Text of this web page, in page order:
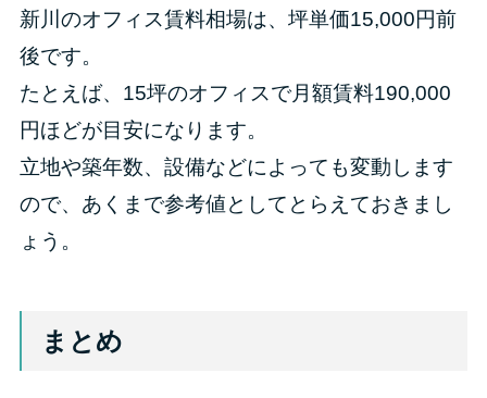
新川のオフィス賃料相場は、坪単価15,000円前
後です。
たとえば、15坪のオフィスで月額賃料190,000
円ほどが目安になります。
立地や築年数、設備などによっても変動します
ので、あくまで参考値としてとらえておきまし
ょう。
まとめ